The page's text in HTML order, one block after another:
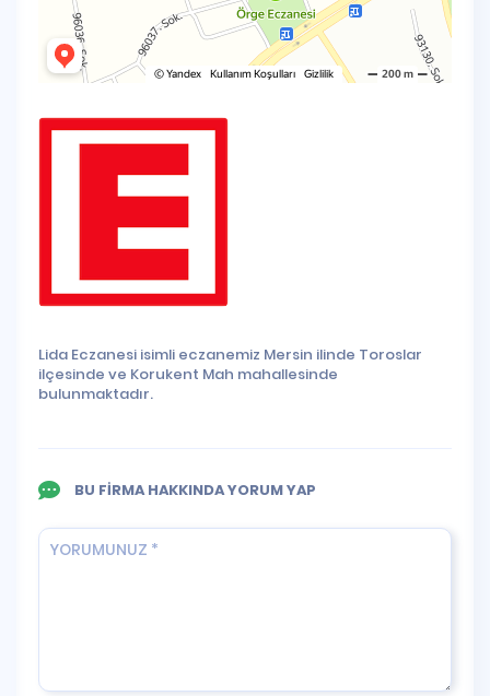
Lida Eczanesi isimli eczanemiz Mersin ilinde Toroslar
ilçesinde ve Korukent Mah mahallesinde
bulunmaktadır.
BU FİRMA HAKKINDA YORUM YAP